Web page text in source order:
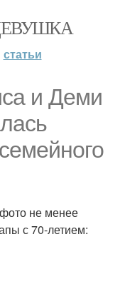
статьи
и Деми
не менее
с 70-летием: